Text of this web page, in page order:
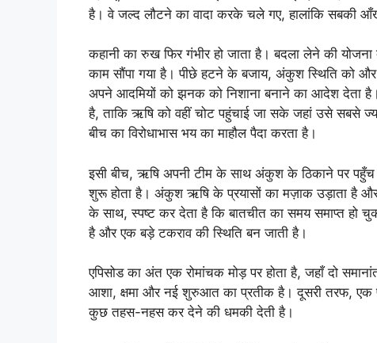
है। वे जल्द लौटने का वादा करके चले गए, हालांकि सबकी
कहानी का रुख फिर गंभीर हो जाता है। बदला लेने की
काम सौंपा गया है। पीछे हटने के बजाय, अंकुश स्थिति को
अपने आदमियों को झनक को निशाना बनाने का आदेश देता
है, ताकि ऋषि को वहीं चोट पहुंचाई जा सके जहां उसे सबसे
बीच का विरोधाभास भय का माहौल पैदा करता है।
इसी बीच, ऋषि अपनी टीम के साथ अंकुश के ठिकाने पर
शुरू होता है। अंकुश ऋषि के प्रयासों का मज़ाक उड़ाता है
के साथ, स्पष्ट कर देता है कि बातचीत का समय समाप्त हो
है और एक बड़े टकराव की स्थिति बन जाती है।
एपिसोड का अंत एक रोमांचक मोड़ पर होता है, जहाँ दो
आशा, क्षमा और नई शुरुआत का प्रतीक है। दूसरी तरफ, एक
कुछ तहस-नहस कर देने की धमकी देती है।